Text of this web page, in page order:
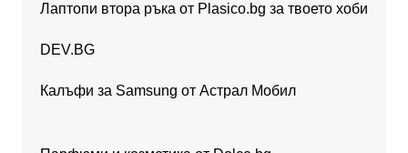
Лаптопи втора ръка от Plasico.bg за твоето хоби
DEV.BG
Калъфи за Samsung от Астрал Мобил